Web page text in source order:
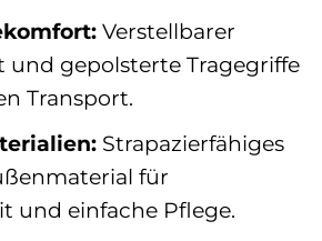
Verstellbarer
und gepolsterte Tragegriffe
Transport.
Strapazierfähiges
für
und einfache Pflege.